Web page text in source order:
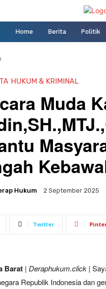
Home Berita Politik
HUKUM & KRIMINAL
Muda
Hukum 2 September 2025
Twitter
Barat | Deraphukum.click |
Republik Indonesia dan